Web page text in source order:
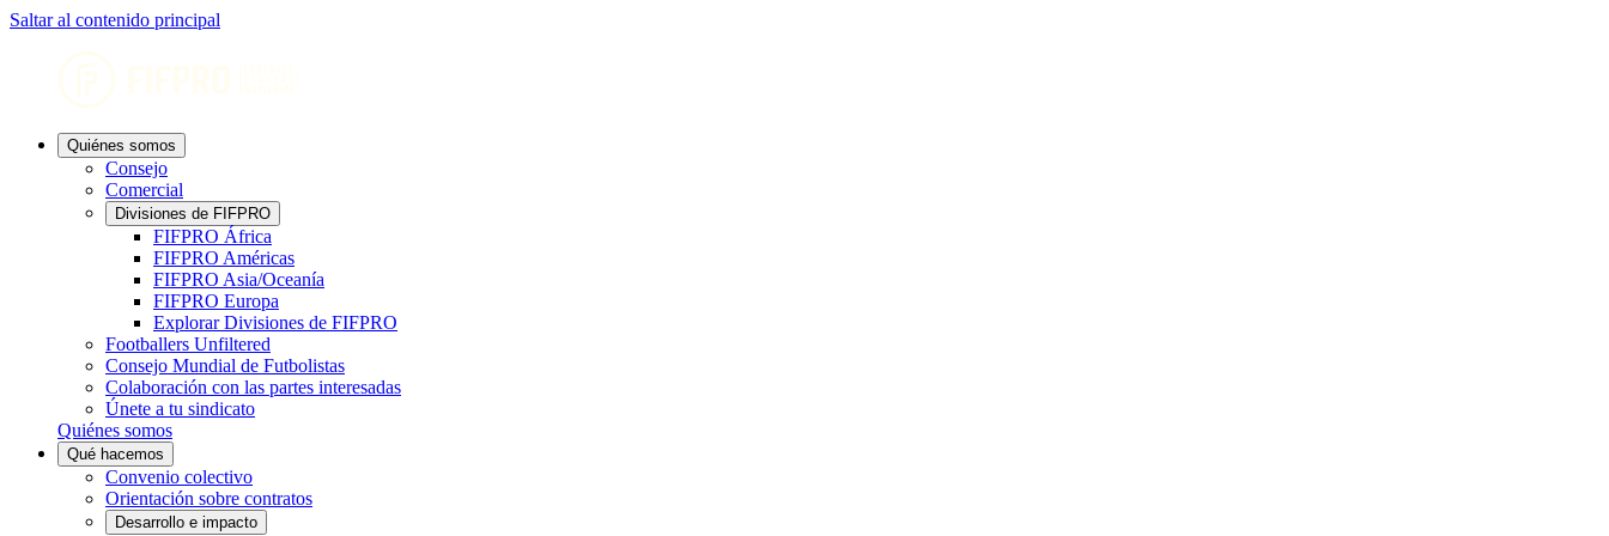
Saltar al contenido principal
Quiénes somos
Consejo
Comercial
Divisiones de FIFPRO
FIFPRO África
FIFPRO Américas
FIFPRO Asia/Oceanía
FIFPRO Europa
Explorar Divisiones de FIFPRO
Footballers Unfiltered
Consejo Mundial de Futbolistas
Colaboración con las partes interesadas
Únete a tu sindicato
Quiénes somos
Qué hacemos
Convenio colectivo
Orientación sobre contratos
Desarrollo e impacto